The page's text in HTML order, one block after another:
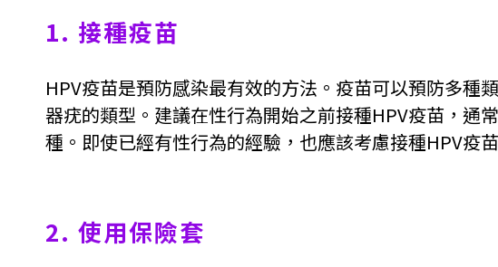
1. 接種疫苗
HPV疫苗是預防感染最有效的方法。疫苗可以預防多種
器疣的類型。建議在性行為開始之前接種HPV疫苗，通
種。即使已經有性行為的經驗，也應該考慮接種HPV疫
2. 使用保險套